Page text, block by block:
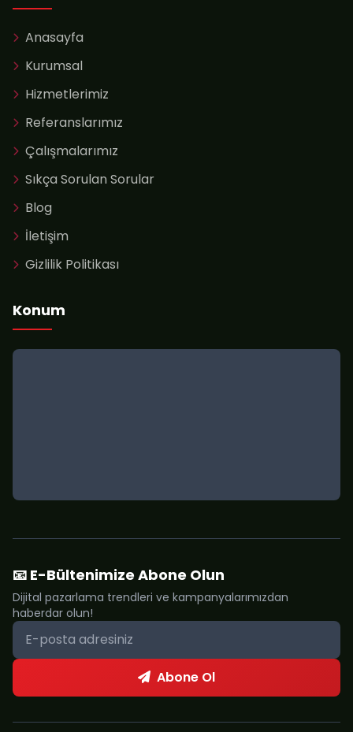
Anasayfa
Kurumsal
Hizmetlerimiz
Referanslarımız
Çalışmalarımız
Sıkça Sorulan Sorular
Blog
İletişim
Gizlilik Politikası
Konum
📧 E-Bültenimize Abone Olun
Dijital pazarlama trendleri ve kampanyalarımızdan
haberdar olun!
Abone Ol